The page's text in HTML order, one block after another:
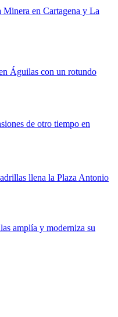
Minera en Cartagena y La
Águilas con un rotundo
de otro tiempo en
llena la Plaza Antonio
amplía y moderniza su